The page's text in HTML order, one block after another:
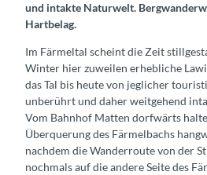
und intakte Naturwelt.
Hartbelag.
Im Färmeltal scheint die Zeit
Winter hier zuweilen erhebliche
das Tal bis heute von jeglicher
unberührt und daher weitgehend
Vom Bahnhof Matten dorfwärts
Überquerung des Färmelbachs
nachdem die Wanderroute von der
nochmals auf die andere Seite des